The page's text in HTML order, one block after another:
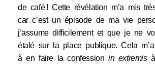
de café ! Cette révélation m’a mis
car c’est un épisode de ma vie
j’assume difficilement et que je ne
étalé sur la place publique. Cela m’a
à en faire la confessionin extremisà